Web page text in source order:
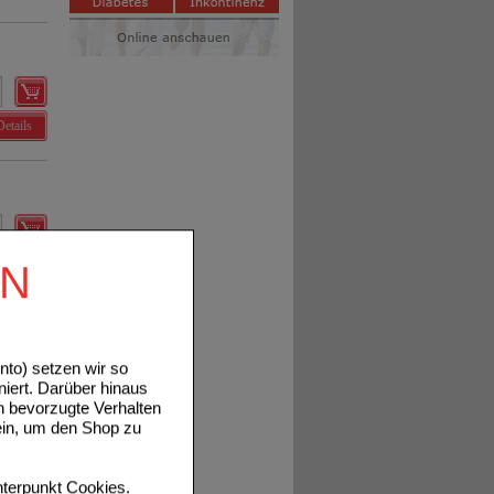
setzen wir so
Darüber hinaus
bevorzugte Verhalten
um den Shop zu
Cookies.
Details
Details